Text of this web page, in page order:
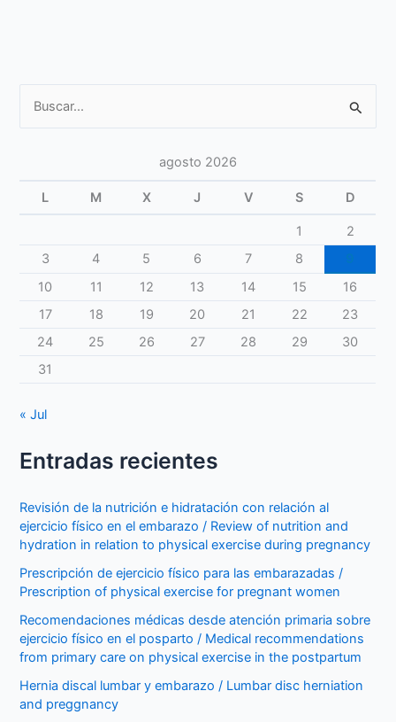
agosto 2026
L M X J V S D
1
2
3
4 5 6 7 8
10
11 12 13 14 15
16
17
18 19 20 21 22
23
24
25 26 27 28 29
30
31
« Jul
Entradas recientes
Revisión de la nutrición e hidratación con relación al
ejercicio físico en el embarazo / Review of nutrition and
hydration in relation to physical exercise during pregnancy
Prescripción de ejercicio físico para las embarazadas /
Prescription of physical exercise for pregnant women
Recomendaciones médicas desde atención primaria sobre
ejercicio físico en el posparto / Medical recommendations
from primary care on physical exercise in the postpartum
Hernia discal lumbar y embarazo / Lumbar disc herniation
and preggnancy